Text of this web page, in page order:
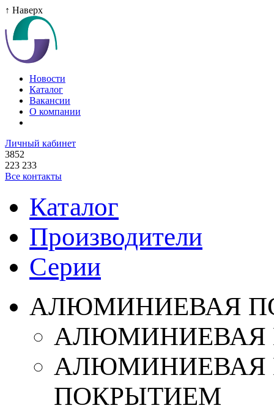
↑ Наверх
Новости
Каталог
Вакансии
О компании
Личный кабинет
3852
223 233
Все контакты
Каталог
Производители
Серии
АЛЮМИНИЕВАЯ
АЛЮМИНИЕВАЯ
АЛЮМИНИЕВАЯ
ПОКРЫТИЕМ